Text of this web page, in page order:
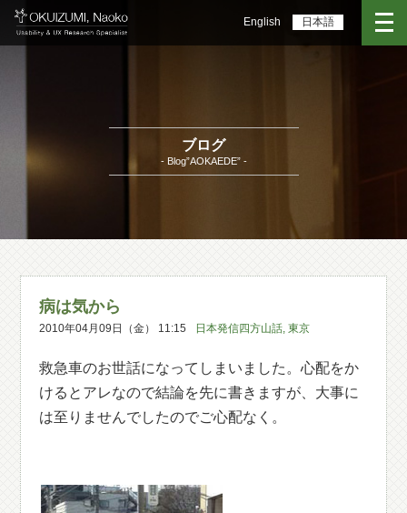
English 日本語
ブログ
- Blog”AOKAEDE” -
病は気から
2010年04月09日（金） 11:15 日本発信四方山話,東京
救急車のお世話になってしまいました。心配をか
けるとアレなので結論を先に書きますが、大事に
は至りませんでしたのでご心配なく。